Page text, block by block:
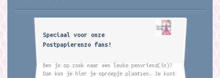
Speciaal voor onze
Postpapierenzo fans!
Ben je op zoek naar een leuke penvriend(in)?
Dan kun je hier je oproepje plaatsen. Je kunt